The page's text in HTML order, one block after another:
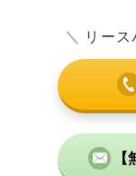
＼ リース